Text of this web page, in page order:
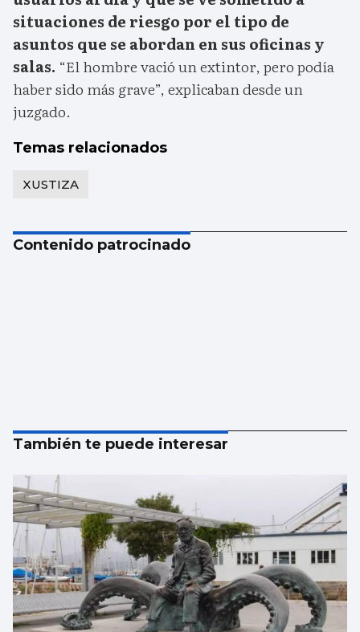
situaciones de riesgo por el tipo de
asuntos que se abordan en sus oficinas y
salas. “El hombre vació un extintor, pero podía
haber sido más grave”, explicaban desde un
juzgado.
Temas relacionados
XUSTIZA
Contenido patrocinado
También te puede interesar